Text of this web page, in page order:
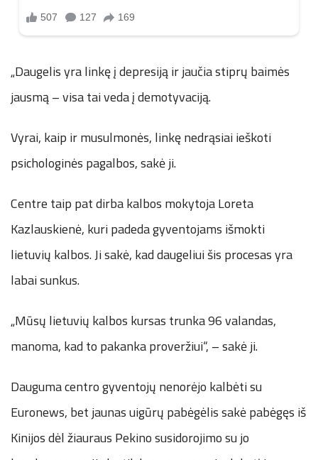
„Daugelis yra linkę į depresiją ir jaučia stiprų baimės
jausmą – visa tai veda į demotyvaciją.
Vyrai, kaip ir musulmonės, linkę nedrąsiai ieškoti
psichologinės pagalbos, sakė ji.
Centre taip pat dirba kalbos mokytoja Loreta
Kazlauskienė, kuri padeda gyventojams išmokti
lietuvių kalbos. Ji sakė, kad daugeliui šis procesas yra
labai sunkus.
„Mūsų lietuvių kalbos kursas trunka 96 valandas,
manoma, kad to pakanka proveržiui“, – sakė ji.
Dauguma centro gyventojų nenorėjo kalbėti su
Euronews, bet jaunas uigūrų pabėgėlis sakė pabėgęs iš
Kinijos dėl žiauraus Pekino susidorojimo su jo